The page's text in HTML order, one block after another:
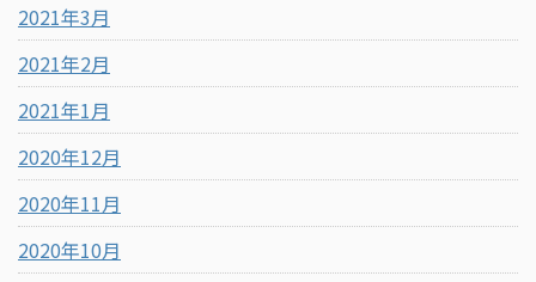
2021年3月
2021年2月
2021年1月
2020年12月
2020年11月
2020年10月